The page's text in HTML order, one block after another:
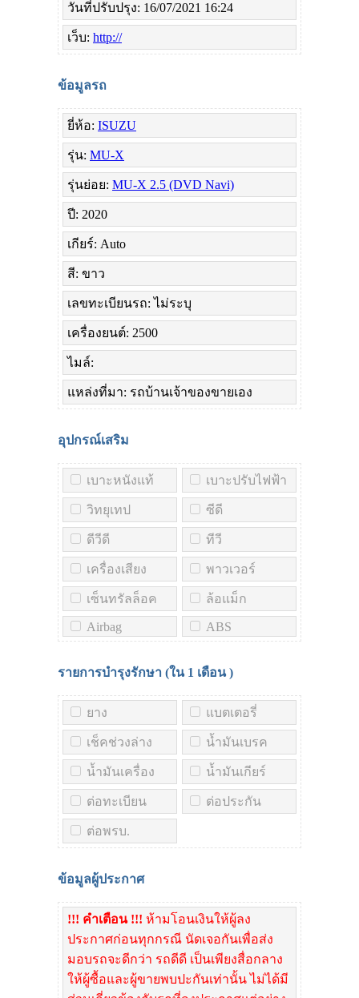
วันที่ปรับปรุง: 16/07/2021 16:24
เว็บ: http://
ข้อมูลรถ
ยี่ห้อ: ISUZU
รุ่น: MU-X
รุ่นย่อย: MU-X 2.5 (DVD Navi)
ปี: 2020
เกียร์: Auto
สี: ขาว
เลขทะเบียนรถ: ไม่ระบุ
เครื่องยนต์: 2500
ไมล์:
แหล่งที่มา: รถบ้านเจ้าของขายเอง
อุปกรณ์เสริม
เบาะหนังแท้ เบาะปรับไฟฟ้า
วิทยุเทป ซีดี
ดีวีดี ทีวี
เครื่องเสียง พาวเวอร์
เซ็นทรัลล็อค ล้อแม็ก
Airbag ABS
รายการบำรุงรักษา (ใน 1 เดือน)
ยาง แบตเตอรี่
เช็คช่วงล่าง น้ำมันเบรค
น้ำมันเครื่อง น้ำมันเกียร์
ต่อทะเบียน ต่อประกัน
ต่อพรบ.
ข้อมูลผู้ประกาศ
!!! คำเตือน !!! ห้ามโอนเงินให้ผู้ลง
ประกาศก่อนทุกกรณี นัดเจอกันเพื่อส่ง
มอบรถจะดีกว่า รถดีดี เป็นเพียงสื่อกลาง
ให้ผู้ซื้อและผู้ขายพบปะกันเท่านั้น ไม่ได้มี